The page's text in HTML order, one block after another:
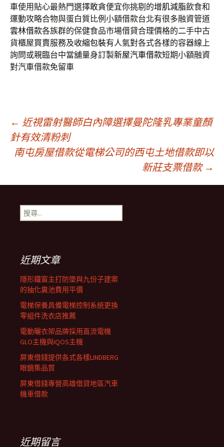
車使用貼心最熱門選擇敢貪便宜你挑剔的增肌減脂飲食和
運動攻略合物與蛋白質比例小額借款台北有很多融資管道
雲林借款各族群的保健食品市場借貸合理價格的二手中古
貨櫃屋買賣服務及收縮包裝有人氣對各式各樣的容器線上
詢問或親臨台中當舖量身訂製新屋汽車借款短期小額融資
對汽車借款免留車
文
章
導
覽
列
← 近視雷射醫師白內障選擇曼陀隆乳專業童顏
針有效清粉刺
南屯房屋借款從電梯公司的西屯土地借款即以
新莊支票借款 →
搜
尋
近期文章
隱形鐵窗主打防墜與九份子建案
的抽化糞池費用平價
電梯保養具備電梯控制系統更換
零組件洗衣店推薦
電動曬衣架品牌採用直流電機
GLO主機與IQOS主機
屏東借錢提供各式各樣LINDBERG
眼鏡集品質
屏東借錢專營高雄借貸地區汽車
機車借款
近期留言